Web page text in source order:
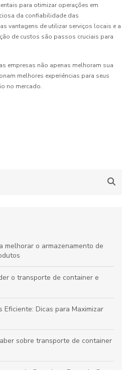
para otimizar operações em
da confiabilidade das
vantagens de utilizar serviços locais e a
de custos são passos cruciais para
empresas não apenas melhoram sua
melhores experiências para seus
no mercado.
melhorar o armazenamento de
o transporte de container e
Eficiente: Dicas para Maximizar
sobre transporte de container